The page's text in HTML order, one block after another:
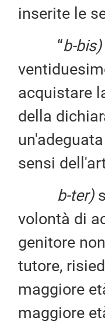
inserite le
“b-bis)
acquistare
della
sensi
b-ter)
volontà di
genitore
tutore,
maggiore
maggiore